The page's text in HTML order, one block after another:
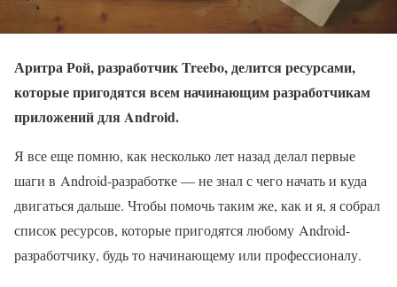
Аритра Рой, разработчик Treebo, делится ресурсами,
которые пригодятся всем начинающим разработчикам
приложений для Android.
Я все еще помню, как несколько лет назад делал первые
шаги в Android-разработке — не знал с чего начать и куда
двигаться дальше. Чтобы помочь таким же, как и я, я собрал
список ресурсов, которые пригодятся любому Android-
разработчику, будь то начинающему или профессионалу.